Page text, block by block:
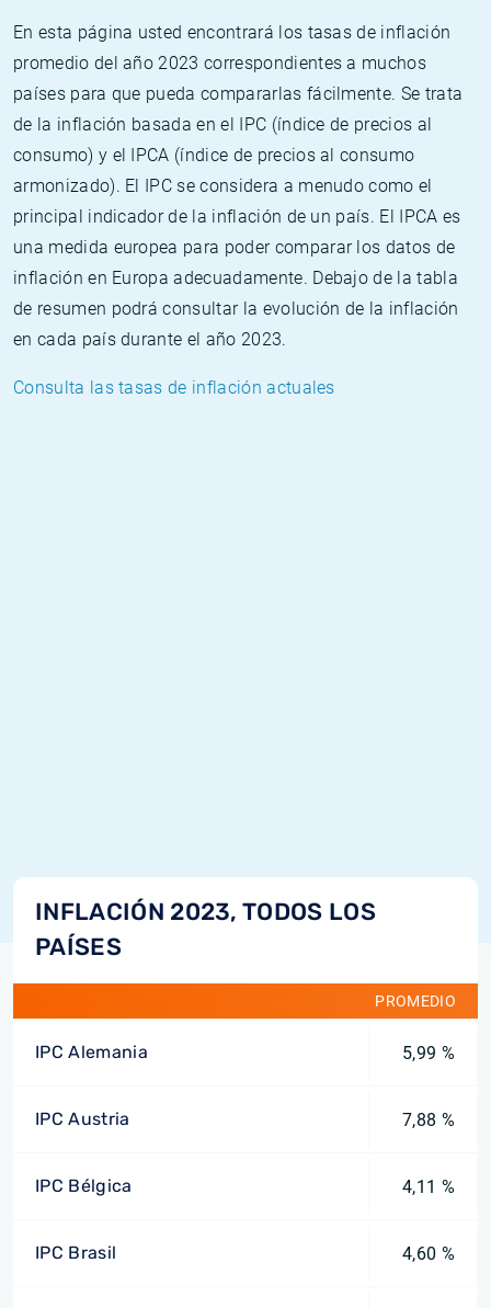
En esta página usted encontrará los tasas de inflación
promedio del año 2023 correspondientes a muchos
países para que pueda compararlas fácilmente. Se trata
de la inflación basada en el IPC (índice de precios al
consumo) y el IPCA (índice de precios al consumo
armonizado). El IPC se considera a menudo como el
principal indicador de la inflación de un país. El IPCA es
una medida europea para poder comparar los datos de
inflación en Europa adecuadamente. Debajo de la tabla
de resumen podrá consultar la evolución de la inflación
en cada país durante el año 2023.
Consulta las tasas de inflación actuales
INFLACIÓN 2023, TODOS LOS
PAÍSES
PROMEDIO
IPC Alemania 5,99 %
IPC Austria 7,88 %
IPC Bélgica 4,11 %
IPC Brasil 4,60 %